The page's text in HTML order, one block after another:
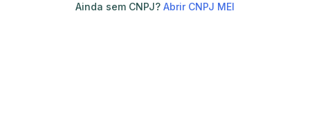
Ainda sem CNPJ? Abrir CNPJ MEI